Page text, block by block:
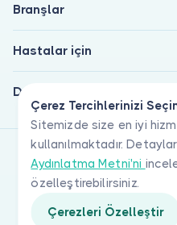
Çerez Tercihlerinizi
Sitemizde size en iyi
kullanılmaktadır.
Aydınlatma Metni'ni
özelleştirebilirsiniz.
Çerezleri Özelleştir
Branşlar
Hastalar için
Doktorlar için